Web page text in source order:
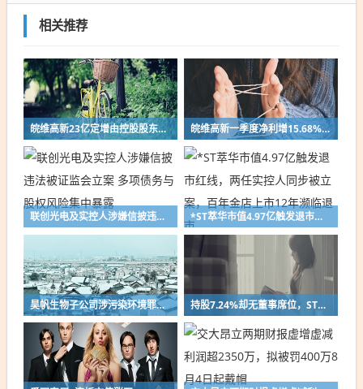
相关推荐
皖维高新23亿定增由控股股东全额认购,拟攻坚日企垄断95%份额的PVA光学膜 皖维高新一季度净利增15.68%，再抛23亿定增攻坚高端显示材料
联创光电及实控人涉嫌信披违法被证监会立案 多项债务与股权风险集中暴露 *ST萃华市值4.97亿触发退市红线，两任实控人同步被立案，百年金店上市12年濒临退市
昊帆生物子公司涉污染环境罪被公诉，公司称将向原股东追偿损失 持股7.24%却无董事席位，ST如意换届引第三大股东投反对票